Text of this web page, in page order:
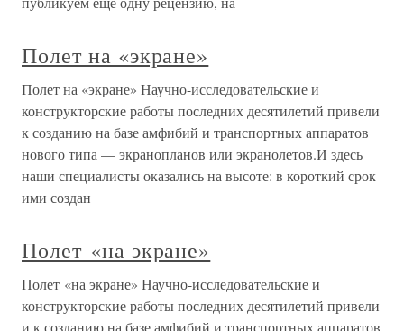
Полет на «экране»
Полет на «экране» Научно-исследовательские и
конструкторские работы последних десятилетий привели
к созданию на базе амфибий и транспортных аппаратов
нового типа — экранопланов или экранолетов.И здесь
наши специалисты оказались на высоте: в короткий срок
ими создан
Полет «на экране»
Полет «на экране» Научно-исследовательские и
конструкторские работы последних десятилетий привели
и к созданию на базе амфибий и транспортных аппаратов